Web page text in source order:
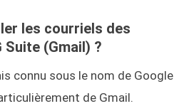
les courriels des
Suite (Gmail) ?
connu sous le nom de Google
de Gmail.